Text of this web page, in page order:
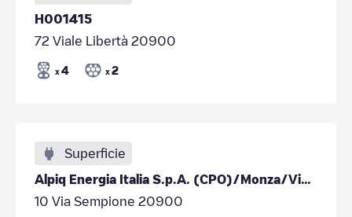
H001415
72 Viale Libertà 20900
x 4 x 2
Superficie
Alpiq Energia Italia S.p.A. (CPO)/Monza/Via Sempione/
10 Via Sempione 20900